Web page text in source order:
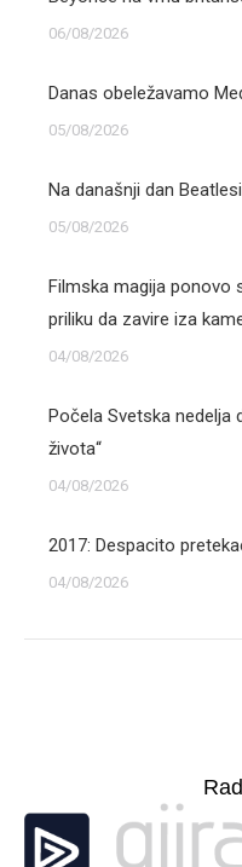
06/08/2026
Danas obeležavamo
05/08/2026
Na današnji dan
05/08/2026
Filmska magija ponovo
priliku da zavire iza
04/08/2026
Počela Svetska nedelja
života“
04/08/2026
2017: Despacito
04/08/2026